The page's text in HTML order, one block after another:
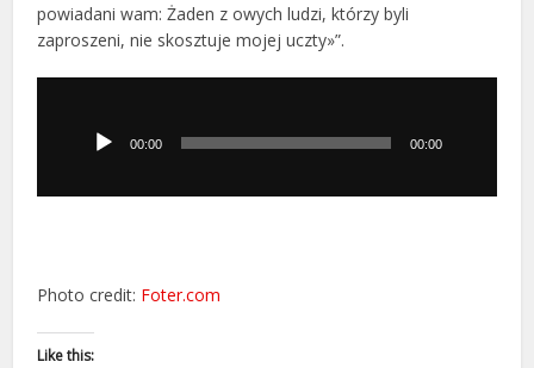
powiadani wam: Żaden z owych ludzi, którzy byli
zaproszeni, nie skosztuje mojej uczty»”.
dźwiękowych00:00 00:00
Photo credit: Foter.com
Like this: